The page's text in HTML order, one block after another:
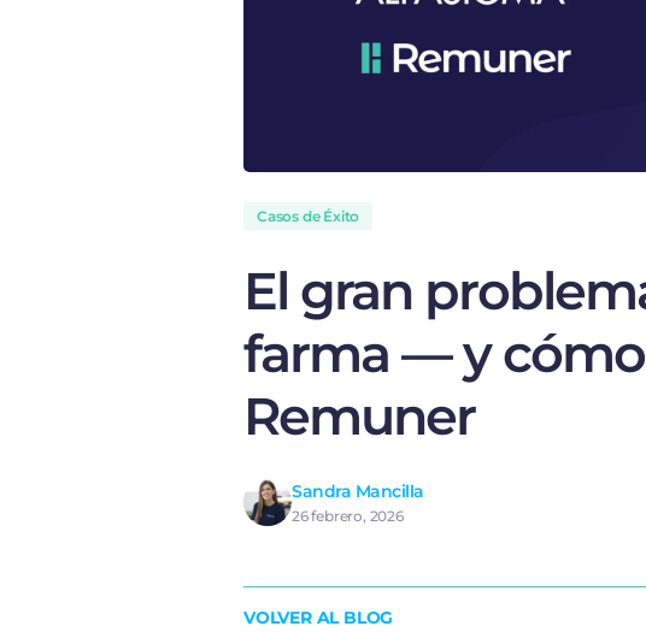
Casos de Éxito
El gran
farma — y
Remuner
Sandra Mancilla
26 febrero, 2026
VOLVER AL BLOG